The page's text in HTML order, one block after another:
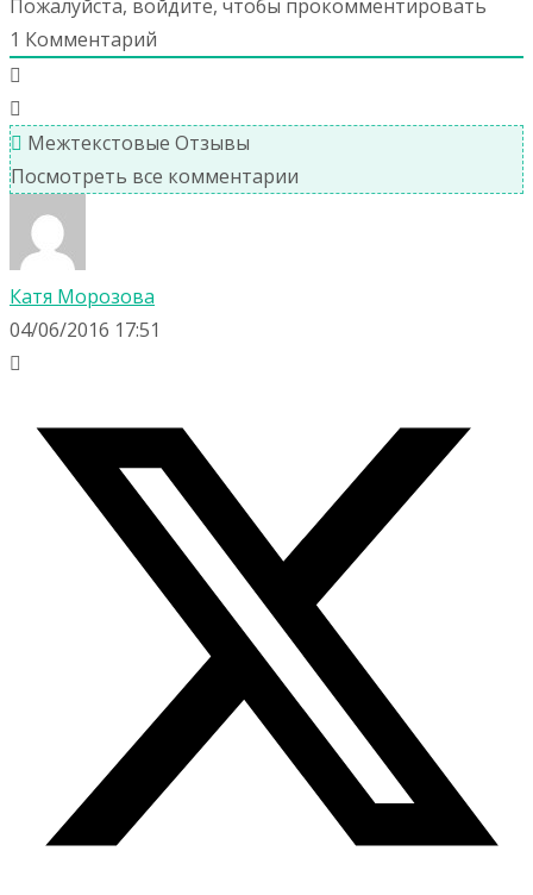
Пожалуйста, войдите, чтобы прокомментировать
1 Комментарий
Межтекстовые Отзывы
Посмотреть все комментарии
Катя Морозова
04/06/2016 17:51